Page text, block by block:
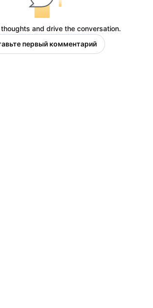
and drive the conversation.
первый комментарий